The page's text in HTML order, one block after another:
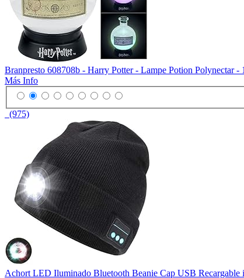
Branpresto 608708b - Harry Potter - Lampe Potion Polynectar -
Más Info
(975)
Achort LED Iluminado Bluetooth Beanie Cap USB